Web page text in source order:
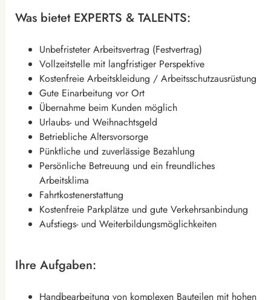
Was bietet EXPERTS & TALENTS:
Unbefristeter Arbeitsvertrag (Festvertrag)
Vollzeitstelle mit langfristiger Perspektive
Kostenfreie Arbeitskleidung / Arbeitsschutzausrüstung
Gute Einarbeitung vor Ort
Übernahme beim Kunden möglich
Urlaubs- und Weihnachtsgeld
Betriebliche Altersvorsorge
Pünktliche und zuverlässige Bezahlung
Persönliche Betreuung und ein freundliches
Arbeitsklima
Fahrtkostenerstattung
Kostenfreie Parkplätze und gute Verkehrsanbindung
Aufstiegs- und Weiterbildungsmöglichkeiten
Ihre Aufgaben:
Handbearbeitung von komplexen Bauteilen mit hohen